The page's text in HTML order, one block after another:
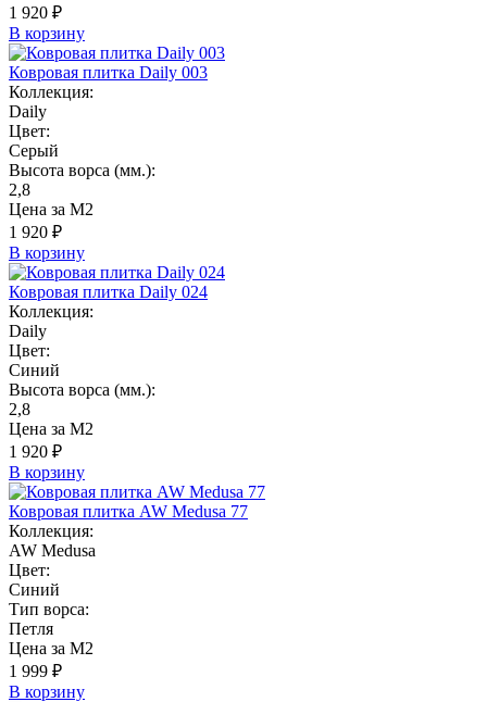
1 920 ₽
В корзину
Ковровая плитка Daily 003
Коллекция:
Daily
Цвет:
Серый
Высота ворса (мм.):
2,8
Цена за М2
1 920 ₽
В корзину
Ковровая плитка Daily 024
Коллекция:
Daily
Цвет:
Синий
Высота ворса (мм.):
2,8
Цена за М2
1 920 ₽
В корзину
Ковровая плитка AW Medusa 77
Коллекция:
AW Medusa
Цвет:
Синий
Тип ворса:
Петля
Цена за М2
1 999 ₽
В корзину